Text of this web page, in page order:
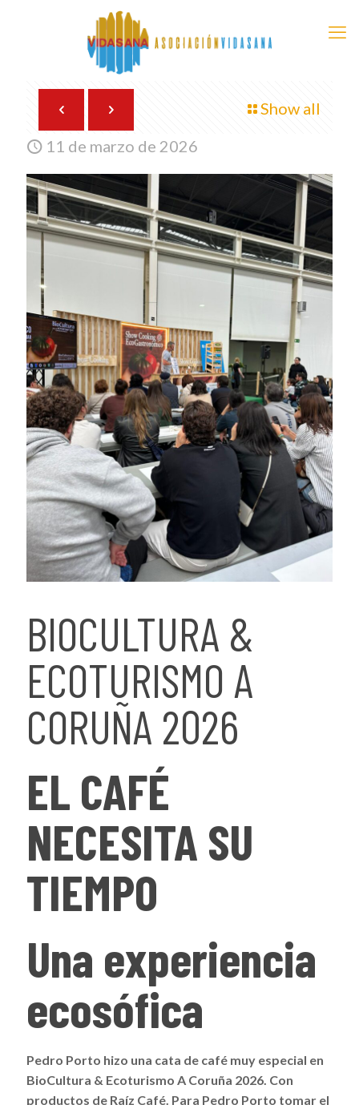
Show all
11 de marzo de 2026
BIOCULTURA &
ECOTURISMO A
CORUÑA 2026
EL CAFÉ
NECESITA SU
TIEMPO
Una experiencia
ecosófica
Pedro Porto hizo una cata de café muy especial en
BioCultura & Ecoturismo A Coruña 2026. Con
productos de Raíz Café. Para Pedro Porto tomar el